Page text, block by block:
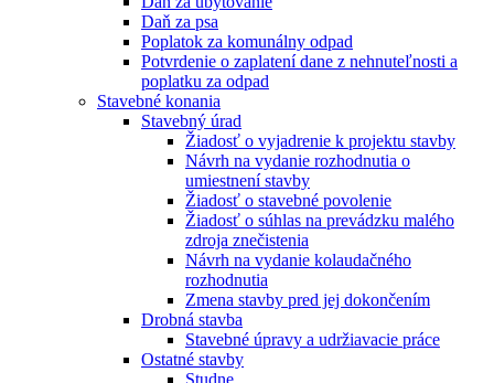
Daň za psa
Poplatok za komunálny odpad
Potvrdenie o zaplatení dane z nehnuteľnosti a
poplatku za odpad
Stavebné konania
Stavebný úrad
Žiadosť o vyjadrenie k projektu stavby
Návrh na vydanie rozhodnutia o
umiestnení stavby
Žiadosť o stavebné povolenie
Žiadosť o súhlas na prevádzku malého
zdroja znečistenia
Návrh na vydanie kolaudačného
rozhodnutia
Zmena stavby pred jej dokončením
Drobná stavba
Stavebné úpravy a udržiavacie práce
Ostatné stavby
Studne